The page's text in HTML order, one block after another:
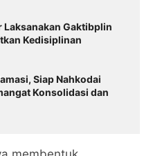
Laksanakan Gaktibplin
Kedisiplinan
Siap Nahkodai
Konsolidasi dan